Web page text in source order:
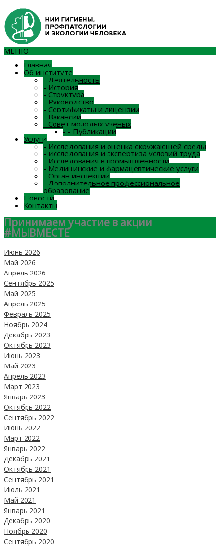
МЕНЮ
Главная
Об институте
- Деятельность
- История
- Структура
- Руководство
- Сертификаты и лицензии
- Вакансии
- Совет молодых учёных
- - Публикации
Услуги
- Исследования и оценка окружающей среды
- Исследования и экспертиза условий труда
- Исследования в промышленности
- Медицинские и фармацевтические услуги
- Орган инспекции
- Дополнительное профессиональное
образование
Новости
Контакты
Принимаем участие в акции
#МЫВМЕСТЕ
Июнь 2026
Май 2026
Апрель 2026
Сентябрь 2025
Май 2025
Апрель 2025
Февраль 2025
Ноябрь 2024
Декабрь 2023
Октябрь 2023
Июнь 2023
Май 2023
Апрель 2023
Март 2023
Январь 2023
Октябрь 2022
Сентябрь 2022
Июнь 2022
Март 2022
Январь 2022
Декабрь 2021
Октябрь 2021
Сентябрь 2021
Июль 2021
Май 2021
Январь 2021
Декабрь 2020
Ноябрь 2020
Сентябрь 2020